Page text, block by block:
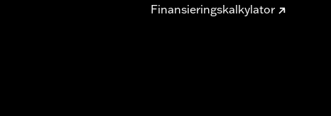
Finansieringskalkylator